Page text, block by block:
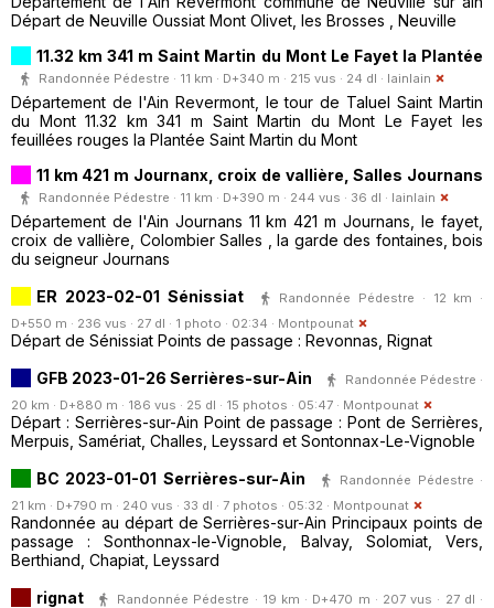
Départ de Neuville Oussiat Mont Olivet, les Brosses , Neuville
11.32 km 341 m Saint Martin du Mont Le Fayet la Plantée
Randonnée Pédestre · 11 km · D+340 m · 215 vus · 24 dl · lainlain
Département de l'Ain Revermont, le tour de Taluel Saint Martin
du Mont 11.32 km 341 m Saint Martin du Mont Le Fayet les
feuillées rouges la Plantée Saint Martin du Mont
11 km 421 m Journanx, croix de vallière, Salles Journans
Randonnée Pédestre · 11 km · D+390 m · 244 vus · 36 dl · lainlain
Département de l'Ain Journans 11 km 421 m Journans, le fayet,
croix de vallière, Colombier Salles , la garde des fontaines, bois
du seigneur Journans
ER 2023-02-01 Sénissiat
Randonnée Pédestre · 12 km ·
D+550 m · 236 vus · 27 dl · 1 photo · 02:34 · Montpounat
Départ de Sénissiat Points de passage : Revonnas, Rignat
GFB 2023-01-26 Serrières-sur-Ain
Randonnée Pédestre ·
20 km · D+880 m · 186 vus · 25 dl · 15 photos · 05:47 · Montpounat
Départ : Serrières-sur-Ain Point de passage : Pont de Serrières,
Merpuis, Samériat, Challes, Leyssard et Sontonnax-Le-Vignoble
BC 2023-01-01 Serrières-sur-Ain
Randonnée Pédestre ·
21 km · D+790 m · 240 vus · 33 dl · 7 photos · 05:32 · Montpounat
Randonnée au départ de Serrières-sur-Ain Principaux points de
passage : Sonthonnax-le-Vignoble, Balvay, Solomiat, Vers,
Berthiand, Chapiat, Leyssard
rignat
Randonnée Pédestre · 19 km · D+470 m · 207 vus · 27 dl ·